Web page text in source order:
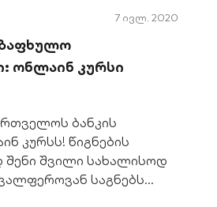
7 ივლ. 2020
ონლაინ კურსი
ბანკის
კურსს! წიგნების
შვილი სახალისოდ
საგნებს